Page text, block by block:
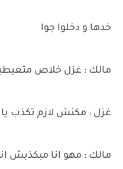
خدها و دخلوا جوا
مالك : غزل خلاص
غزل : مكنش لازم تكذب
مالك : مهو انا مبكذبش